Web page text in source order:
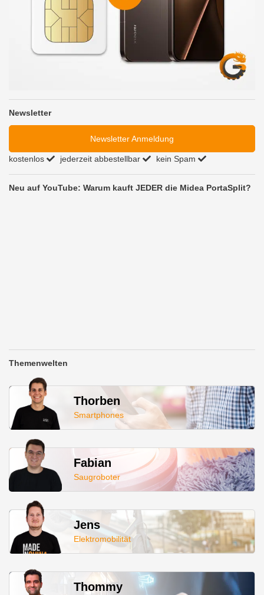
Newsletter
Newsletter Anmeldung
kostenlos jederzeit abbestellbar kein Spam
Neu auf YouTube: Warum kauft JEDER die Midea PortaSplit?
Themenwelten
Thorben
Smartphones
Fabian
Saugroboter
Jens
Elektromobilität
Thommy